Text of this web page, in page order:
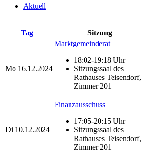
Aktuell
Tag Sitzung
Mo 16.12.2024
Marktgemeinderat
18:02-19:18 Uhr
Sitzungssaal des
Rathauses Teisendorf,
Zimmer 201
Di 10.12.2024
Finanzausschuss
17:05-20:15 Uhr
Sitzungssaal des
Rathauses Teisendorf,
Zimmer 201